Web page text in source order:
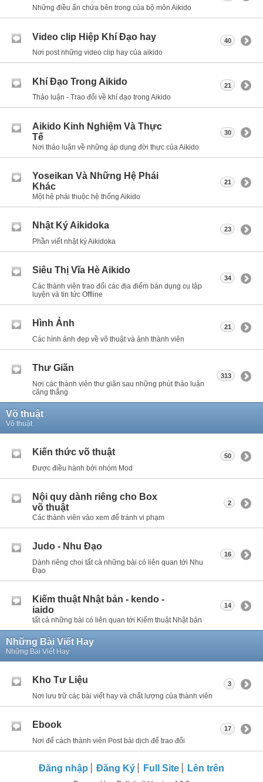
Những điều ẩn chứa bên trong của bộ môn Aikido
Video clip Hiệp Khí Đạo hay
Nơi post những video clip hay của aikido
40
Khí Đạo Trong Aikido
Thảo luận - Trao đổi về khí đạo trong Aikido
21
Aikido Kinh Nghiệm Và Thực
Tế
Nơi thảo luận về những áp dụng đời thực của Aikido
30
Yoseikan Và Những Hệ Phái
Khác
Một hệ phái thuộc hệ thống Aikido
21
Nhật Ký Aikidoka
Phần viết nhật ký Aikidoka
23
Siêu Thị Vĩa Hè Aikido
Các thành viên trao đổi các địa điểm bán dụng cụ tập
luyện và tin tức Offline
34
Hình Ảnh
Các hình ảnh đẹp về võ thuật và ảnh thành viên
21
Thư Giãn
Nơi các thành viên thư giãn sau những phút thảo luận
căng thẳng
313
Võ thuật
Võ thuật
Kiến thức võ thuật
Được điều hành bởi nhóm Mod
50
Nội quy dành riêng cho Box
võ thuật
Các thành viên vào xem để tránh vi phạm
2
Judo - Nhu Đạo
Dành riêng choi tất cà những bài có liên quan tới Nhu
Đạo
16
Kiếm thuật Nhật bản - kendo -
iaido
tất cả những bài có liên quan tới Kiếm thuật Nhật bản
14
Những Bài Viết Hay
Những Bài Viết Hay
Kho Tư Liệu
Nơi lưu trữ các bài viết hay và chất lượng của thành viên
3
Ebook
Nơi để cách thành viên Post bài dịch để trao đổi
17
Đăng nhập Đăng Ký Full Site Lên trên